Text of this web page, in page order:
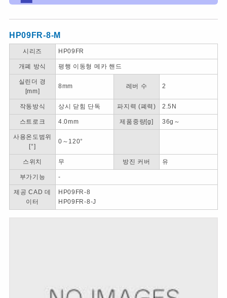
HP09FR-8-M
시리즈 HP09FR
개폐 방식 평행 이동형 메카 핸드
실린더 경
[mm]
8mm 레버 수 2
작동방식 상시 닫힘 단독 파지력 (폐력) 2.5N
스트로크 4.0mm 제품중량[g] 36g～
사용온도범위
[°]
0～120°
스위치 무 방진 커버 유
부가기능 -
제공 CAD 데
이터
HP09FR-8
HP09FR-8-J